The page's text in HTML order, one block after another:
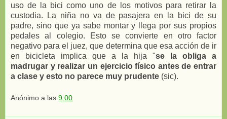
uso de la bici como uno de los motivos para retirar la
custodia. La niña no va de pasajera en la bici de su
padre, sino que ya sabe montar y llega por sus propios
pedales al colegio. Esto se convierte en otro factor
negativo para el juez, que determina que esa acción de ir
en bicicleta implica que a la hija "se la obliga a
madrugar y realizar un ejercicio físico antes de entrar
a clase y esto no parece muy prudente (sic).
Anónimo a las 9:00